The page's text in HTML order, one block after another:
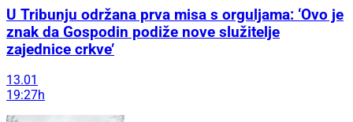
U Tribunju održana prva misa s orguljama: ‘Ovo je
znak da Gospodin podiže nove služitelje
zajednice crkve’
13.01
19:27h